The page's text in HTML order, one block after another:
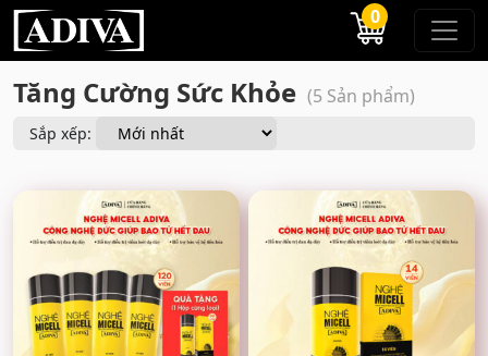
0
Tăng Cường Sức Khỏe (5 Sản phẩm)